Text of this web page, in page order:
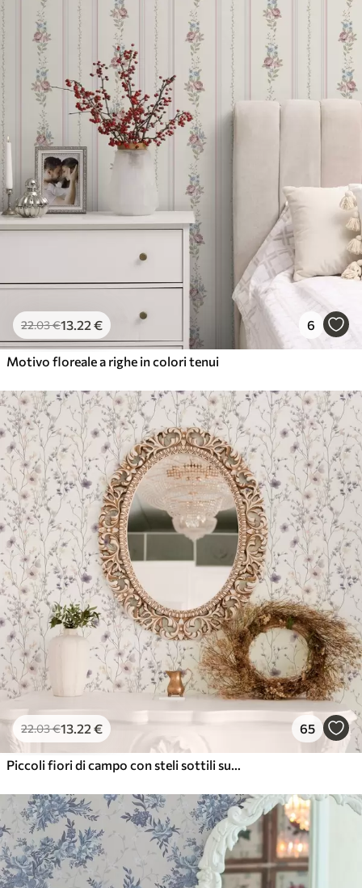
Premium
56.67 .00 /m²
Vinile Premium
65.00 .00€/m²
22.03€13.22 € 6
Motivo floreale a righe in colori tenui
22.03€13.22 € 65
Piccoli fiori di campo con steli sottili su sfondo chiaro